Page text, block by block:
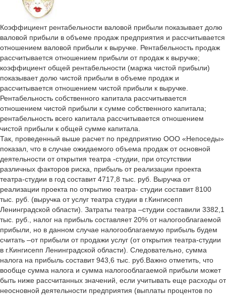
Коэффициент рентабельности валовой прибыли показывает долю
валовой прибыли в объеме продаж предприятия и рассчитывается
отношением валовой прибыли к выручке. Рентабельность продаж
рассчитывается отношением прибыли от продаж к выручке;
коэффициент общей рентабельности (маржа чистой прибыли)
показывает долю чистой прибыли в объеме продаж и
рассчитывается отношением чистой прибыли к выручке.
Рентабельность собственного капитала рассчитывается
отношением чистой прибыли к сумме собственного капитала;
рентабельность всего капитала рассчитывается отношением
чистой прибыли к общей сумме капитала.
Так, проведенный выше расчет по предприятию ООО «Непоседы»
показал, что в случае ожидаемого объема продаж от основной
деятельности от открытия театра -студии, при отсутствии
различных факторов риска, прибыль от реализации проекта
театра-студии в год составит 4717,8 тыс. руб. Выручка от
реализации проекта по открытию театра- студии составит 8100
тыс. руб. (выручка от услуг театра студии в г.Кингисепп
Ленинградской области). Затраты театра –студии составили 3382,1
тыс. руб., налог на прибыль составляет 20% от налогооблагаемой
прибыли, но в данном случае налогооблагаемую прибыль будем
считать –от прибыли от продажи услуг (от открытия театра-студии
в г.Кингисепп Ленинградской области). Следовательно, сумма
налога на прибыль составит 943,6 тыс. руб.Важно отметить, что
вообще сумма налога и сумма налогооблагаемой прибыли может
быть ниже рассчитанных значений, если учитывать еще расходы от
неосновной деятельности предприятия (выплаты процентов по